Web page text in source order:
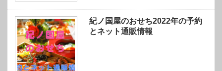
紀ノ国屋のおせち2022年の予約
とネット通販情報